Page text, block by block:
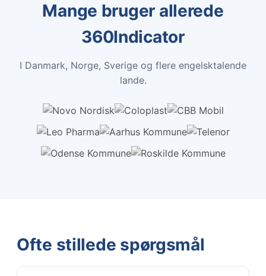
Mange bruger allerede
360Indicator
I Danmark, Norge, Sverige og flere engelsktalende
lande.
Ofte stillede spørgsmål